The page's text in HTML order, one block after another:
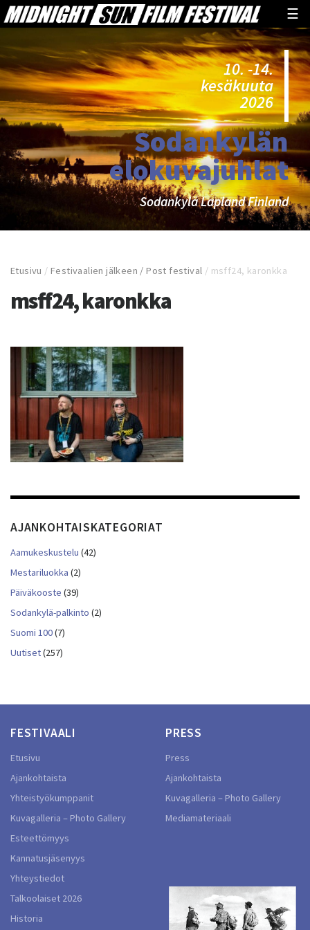
☰
10. -14.
kesäkuuta
2026
Sodankylän
elokuvajuhlat
Sodankylä Lapland Finland
Etusivu /Festivaalien jälkeen / Post festival / msff24, karonkka
msff24, karonkka
AJANKOHTAISKATEGORIAT
Aamukeskustelu (42)
Mestariluokka (2)
Päiväkooste (39)
Sodankylä-palkinto (2)
Suomi 100(7)
Uutiset(257)
FESTIVAALI
Etusivu
Ajankohtaista
Yhteistyökumppanit
Kuvagalleria – Photo Gallery
Esteettömyys
Kannatusjäsenyys
Yhteystiedot
Talkoolaiset 2026
Historia
PRESS
Press
Ajankohtaista
Kuvagalleria – Photo Gallery
Mediamateriaali